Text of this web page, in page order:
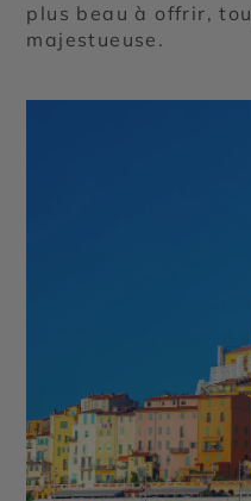
plus beau à offrir,
majestueuse.